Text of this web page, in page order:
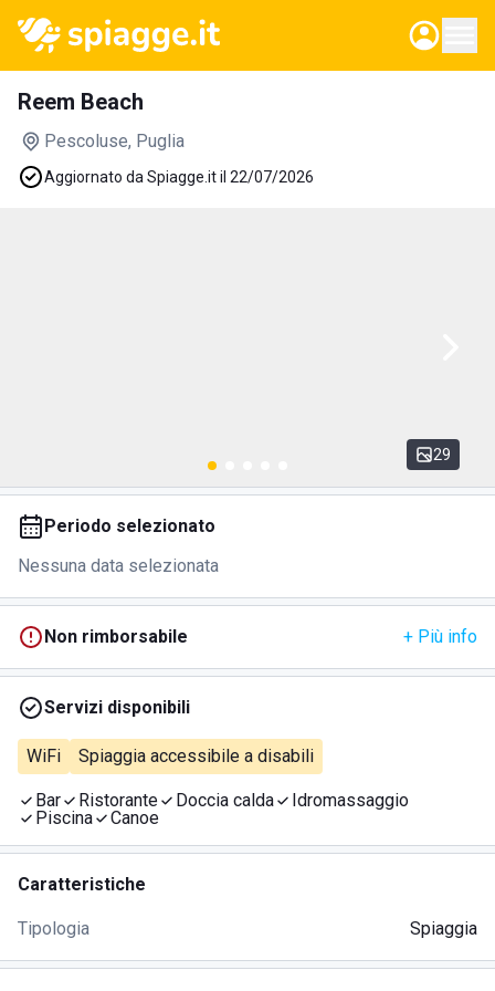
Reem Beach
Pescoluse, Puglia
Aggiornato da Spiagge.it il 22/07/2026
29
Periodo selezionato
Nessuna data selezionata
Non rimborsabile + Più info
Servizi disponibili
WiFi Spiaggia accessibile a disabili
Bar Ristorante Doccia calda
Idromassaggio
Piscina
Canoe
Caratteristiche
Tipologia Spiaggia